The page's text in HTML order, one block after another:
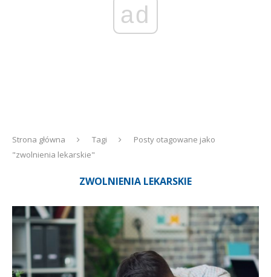
ad
Strona główna Tagi
Posty otagowane jako
"zwolnienia lekarskie"
ZWOLNIENIA LEKARSKIE